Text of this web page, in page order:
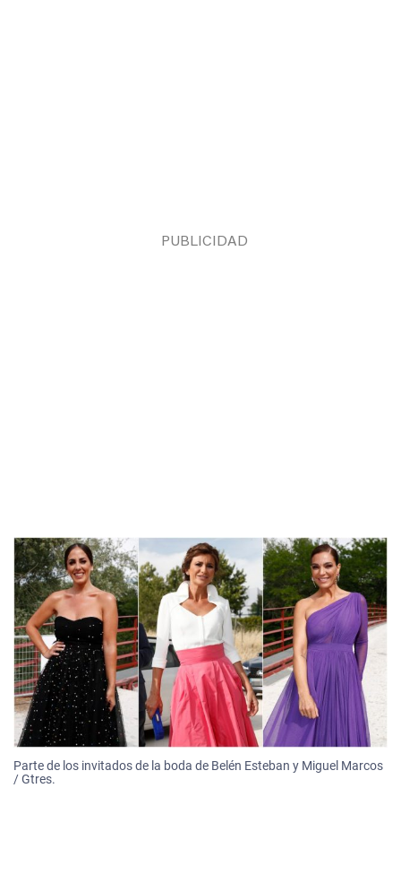
Parte de los invitados de la boda de Belén Esteban y Miguel Marcos
/ Gtres.